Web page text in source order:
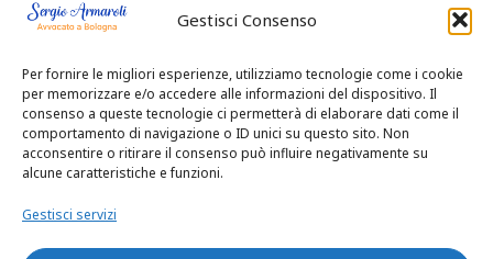
Gestisci Consenso
Per fornire le migliori esperienze, utilizziamo tecnologie come i cookie
per memorizzare e/o accedere alle informazioni del dispositivo. Il
consenso a queste tecnologie ci permetterà di elaborare dati come il
comportamento di navigazione o ID unici su questo sito. Non
acconsentire o ritirare il consenso può influire negativamente su
alcune caratteristiche e funzioni.
Gestisci servizi
natura stragiudiziale
della perizia
acquisita, potendo
utilizzarla, stante il
diritto di allegazione